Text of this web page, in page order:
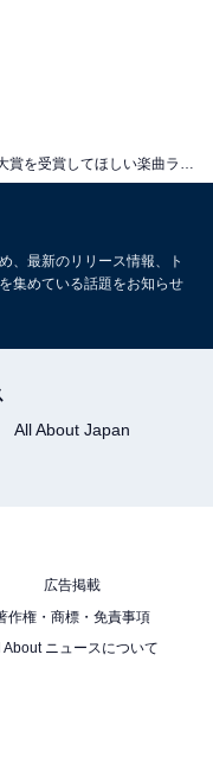
レコード大賞を受賞してほしい楽曲ランキング！ 2位『Bling-Bang-Bang-Born』を大差で抑えた1位は？
、最新のリリース情報、ト
集めている話題をお知らせ
All About Japan
広告掲載
作権・商標・免責事項
About ニュースについて